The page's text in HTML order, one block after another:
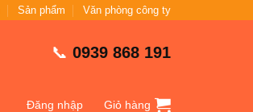
Sản phẩm Văn phòng công ty
📞 0939 868 191
Đăng nhập Giỏ hàng